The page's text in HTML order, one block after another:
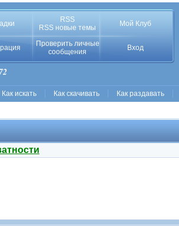
RSS
RSS новые темы
Мой Клуб
Проверить личные
сообщения
Вход
Как искать Как скачивать Как раздавать